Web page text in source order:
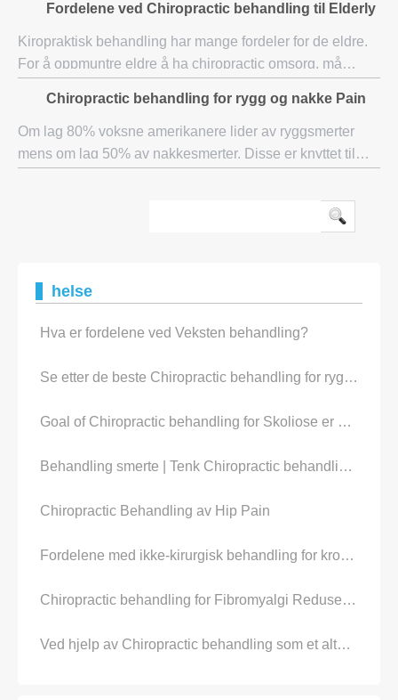
problemet påvirker nesten hver en
Fordelene ved Chiropractic behandling til Elderly
Kiropraktisk behandling har mange fordeler for de eldre.
For å oppmuntre eldre å ha chiropractic omsorg, må
behandling. Chiropractic omsorg lindre
Chiropractic behandling for rygg og nakke Pain
Om lag 80% voksne amerikanere lider av ryggsmerter
mens om lag 50% av nakkesmerter. Disse er knyttet til
helse
Hva er fordelene ved Veksten behandling?
Se etter de beste Chiropractic behandling for rygg Pain
Goal of Chiropractic behandling for Skoliose er å redusere Pain
Behandling smerte | Tenk Chiropractic behandling for Pain
Chiropractic Behandling av Hip Pain
Fordelene med ikke-kirurgisk behandling for kronisk & Akutt Pain
Chiropractic behandling for Fibromyalgi Reduserer Pain
Ved hjelp av Chiropractic behandling som et alternativ for rygg Pain